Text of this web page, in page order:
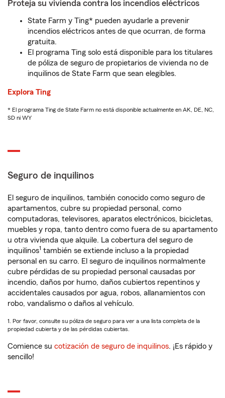
Proteja su vivienda contra los incendios eléctricos
State Farm y Ting* pueden ayudarle a prevenir
incendios eléctricos antes de que ocurran, de forma
gratuita.
El programa Ting solo está disponible para los titulares
de póliza de seguro de propietarios de vivienda no de
inquilinos de State Farm que sean elegibles.
Explora Ting
* El programa Ting de State Farm no está disponible actualmente en AK, DE, NC,
SD ni WY
Seguro de inquilinos
El seguro de inquilinos, también conocido como seguro de
apartamentos, cubre su propiedad personal, como
computadoras, televisores, aparatos electrónicos, bicicletas,
muebles y ropa, tanto dentro como fuera de su apartamento
u otra vivienda que alquile. La cobertura del seguro de
inquilinos1 también se extiende incluso a la propiedad
personal en su carro. El seguro de inquilinos normalmente
cubre pérdidas de su propiedad personal causadas por
incendio, daños por humo, daños cubiertos repentinos y
accidentales causados por agua, robos, allanamientos con
robo, vandalismo o daños al vehículo.
1. Por favor, consulte su póliza de seguro para ver a una lista completa de la
propiedad cubierta y de las pérdidas cubiertas.
Comience su cotización de seguro de inquilinos. ¡Es rápido y
sencillo!